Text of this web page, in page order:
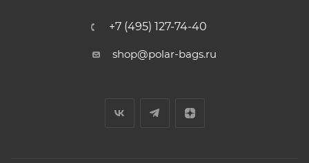
+7 (495) 127-74-40
shop@polar-bags.ru